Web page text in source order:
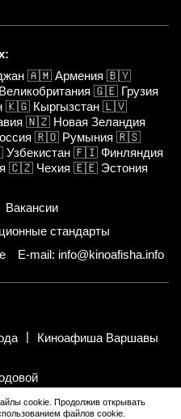
🇦🇲 Армения 🇧🇾
Великобритания 🇬🇪 Грузия
🇰🇬 Кыргызстан 🇱🇻
🇳🇿 Новая Зеландия
🇷🇴 Румыния 🇷🇸
Узбекистан 🇫🇮 Финляндия
🇨🇿 Чехия 🇪🇪 Эстония
Вакансии
стандарты
E-mail: info@kinoafisha.info
Киноафиша Варшавы
принадлежат «Киноафиша».
cookie. Продолжив открывать
файлов cookie.